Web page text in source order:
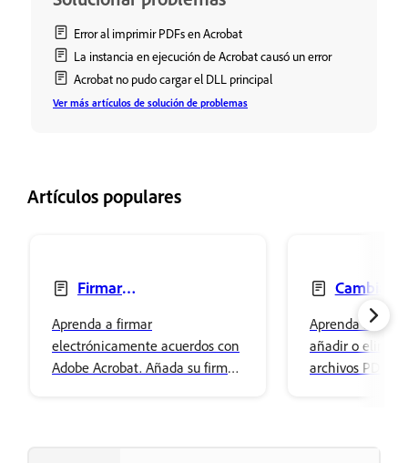
Error al imprimir PDFs en Acrobat
La instancia en ejecución de Acrobat causó un error
Acrobat no pudo cargar el DLL principal
Ver más artículos de solución de problemas
Artículos populares
Firmar
Aprenda a firmar
electrónicamente acuerdos con
Adobe Acrobat. Añada su firma
Cambiar,
eliminar texto
Aprenda a
añadir o
archivos PDF